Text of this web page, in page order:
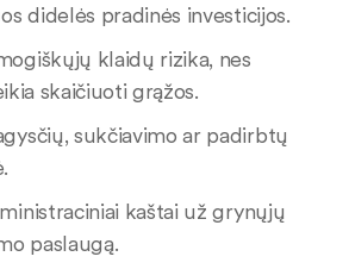
didelės pradinės investicijos.
klaidų rizika, nes
skaičiuoti grąžos.
sukčiavimo ar padirbtų
kaštai už grynųjų
paslaugą.